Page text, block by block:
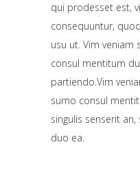
qui prodesset est,
consequuntur,
usu ut. Vim veniam
consul mentitum
partiendo.Vim
sumo consul
singulis senserit
duo ea.